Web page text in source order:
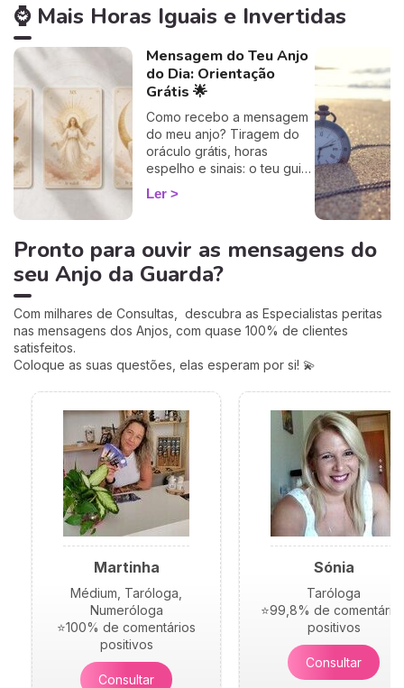
⌚ Mais Horas Iguais e Invertidas
Mensagem do Teu Anjo
do Dia: Orientação
Grátis 🌟
Como recebo a mensagem
do meu anjo? Tiragem do
oráculo grátis, horas
espelho e sinais: o teu guia
rápido para descodificar a
orientação do dia.
Ler
Pronto para ouvir as mensagens do
seu Anjo da Guarda?
Com milhares de Consultas, descubra as Especialistas peritas
nas mensagens dos Anjos, com quase 100% de clientes
satisfeitos.
Coloque as suas questões, elas esperam por si! 💫
Martinha
Médium, Taróloga,
Numeróloga
⭐100% de comentários
positivos
Consultar
Sónia
Taróloga
⭐99,8% de
positivos
Consultar